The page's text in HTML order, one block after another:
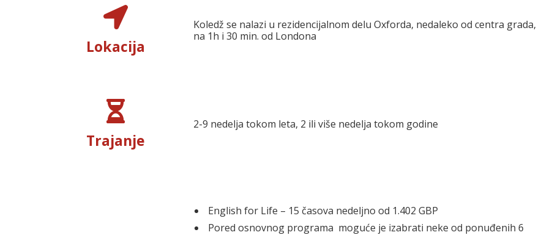
Lokacija
Koledž se nalazi u rezidencijalnom delu Oxforda, nedaleko od centra grada,
na 1h i 30 min. od Londona
Trajanje
2-9 nedelja tokom leta, 2 ili više nedelja tokom godine
English for Life – 15 časova nedeljno od 1.402 GBP
Pored osnovnog programa moguće je izabrati neke od ponuđenih 6